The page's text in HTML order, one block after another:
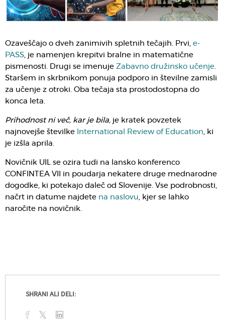
Ozaveščajo o dveh zanimivih spletnih tečajih. Prvi, e-
PASS , je namenjen krepitvi bralne in matematične
pismenosti. Drugi se imenuje Zabavno družinsko učenje
Staršem in skrbnikom ponuja podporo in številne zamisli
za učenje z otroki. Oba tečaja sta prostodostopna do
konca leta.
Prihodnost ni več, kar je bila, je kratek povzetek
najnovejše številke International Review of Education , ki
je izšla aprila.
Novičnik UIL se ozira tudi na lansko konferenco
CONFINTEA VII in poudarja nekatere druge mednarodne
dogodke, ki potekajo daleč od Slovenije. Vse podrobnosti,
načrt in datume najdete na naslovu , kjer se lahko
naročite na novičnik.
SHRANI ALI DELI: